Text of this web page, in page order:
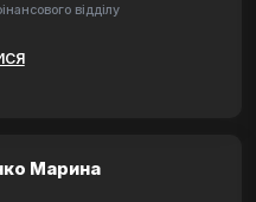
відділу
Марина